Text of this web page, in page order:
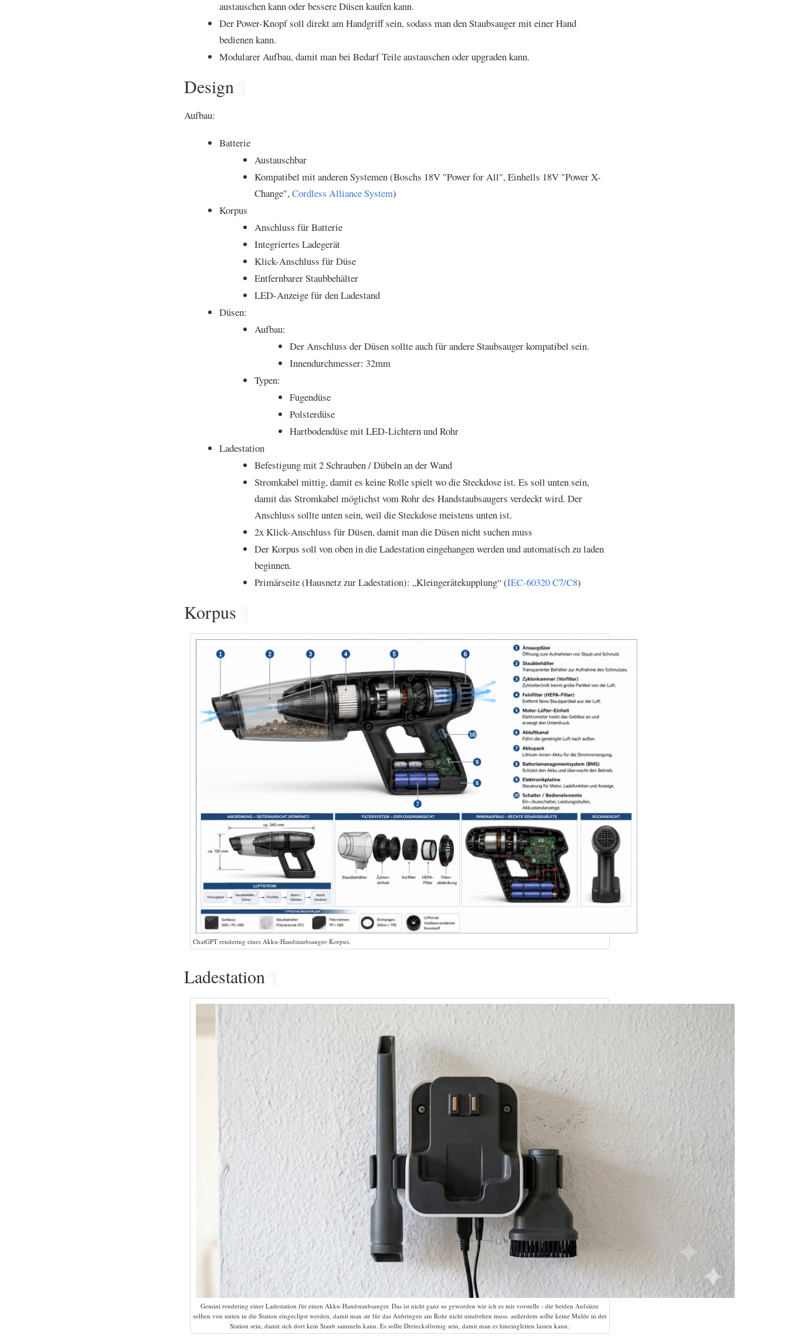
austauschen kann oder bessere Düsen kaufen kann.
Der Power-Knopf soll direkt am Handgriff sein, sodass man den Staubsauger mit einer Hand
bedienen kann.
Modularer Aufbau, damit man bei Bedarf Teile austauschen oder upgraden kann.
Design¶
Aufbau:
Batterie
Austauschbar
Kompatibel mit anderen Systemen (Boschs 18V "Power for All", Einhells 18V "Power X-
Change",Cordless Alliance System)
Korpus
Anschluss für Batterie
Integriertes Ladegerät
Klick-Anschluss für Düse
Entfernbarer Staubbehälter
LED-Anzeige für den Ladestand
Düsen:
Aufbau:
Der Anschluss der Düsen sollte auch für andere Staubsauger kompatibel sein.
Innendurchmesser: 32mm
Typen:
Fugendüse
Polsterdüse
Hartbodendüse mit LED-Lichtern und Rohr
Ladestation
Befestigung mit 2 Schrauben / Dübeln an der Wand
Stromkabel mittig, damit es keine Rolle spielt wo die Steckdose ist. Es soll unten sein,
damit das Stromkabel möglichst vom Rohr des Handstaubsaugers verdeckt wird. Der
Anschluss sollte unten sein, weil die Steckdose meistens unten ist.
2x Klick-Anschluss für Düsen, damit man die Düsen nicht suchen muss
Der Korpus soll von oben in die Ladestation eingehangen werden und automatisch zu laden
beginnen.
Primärseite (Hausnetz zur Ladestation): „Kleingerätekupplung“ (IEC-60320 C7/C8)
Korpus
ChatGPT rendering eines Akku-Handstaubsauger-Korpus.
Ladestation¶
Gemini rendering einer Ladestation für einen Akku-Handstaubsauger. Das ist nicht ganz so geworden wie ich es mir vorstelle - die beiden Aufsätze
sollten von unten in die Station eingeclipst werden, damit man sie für das Anbringen am Rohr nicht umdrehen muss. außerdem sollte keine Mulde in der
Station sein, damit sich dort kein Staub sammeln kann. Es sollte Dreiecksförmig sein, damit man es hineingleiten lassen kann.